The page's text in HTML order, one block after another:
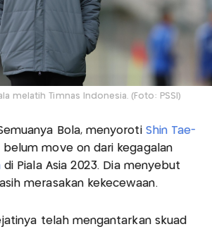
melatih Timnas Indonesia. (Foto: PSSI)
Bola, menyoroti Shin Tae-
belum move on dari kegagalan
di Piala Asia 2023. Dia menyebut
merasakan kekecewaan.
telah mengantarkan skuad